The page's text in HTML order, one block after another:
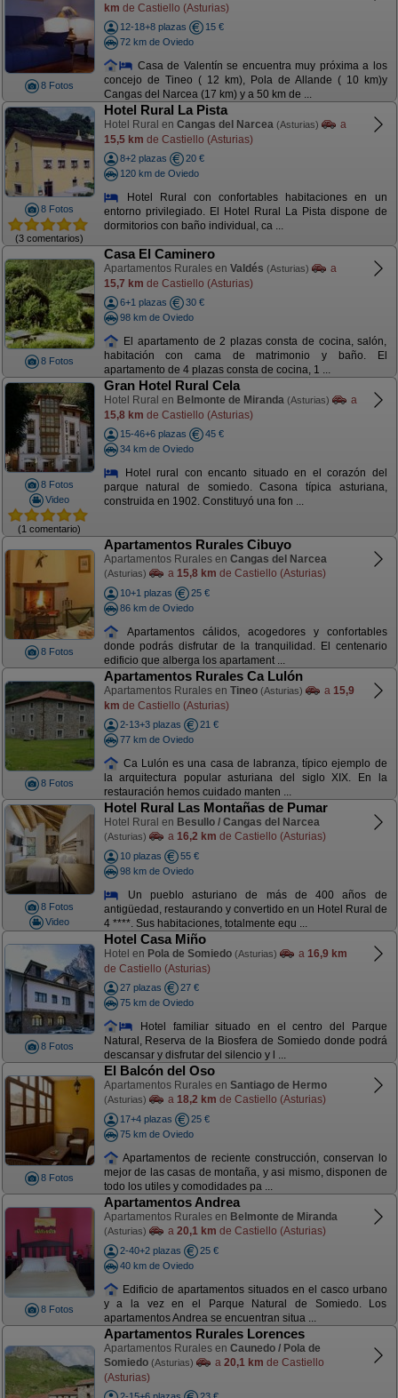
8 Fotos
km de Castiello (Asturias)
12-18+8 plazas
15 €
72 km de Oviedo
Casa de Valentín se encuentra muy próxima a los
concejo de Tineo ( 12 km), Pola de Allande ( 10 km)y
Cangas del Narcea (17 km) y a 50 km de ...
8 Fotos
(3 comentarios)
Hotel Rural La Pista
Hotel Rural en Cangas del Narcea (Asturias)
a
15,5 km de Castiello (Asturias)
8+2 plazas
20 €
120 km de Oviedo
Hotel Rural con confortables habitaciones en un
entorno privilegiado. El Hotel Rural La Pista dispone de
dormitorios con baño individual, ca ...
8 Fotos
Casa El Caminero
Apartamentos Rurales en Valdés (Asturias)
a
15,7 km de Castiello (Asturias)
6+1 plazas
30 €
98 km de Oviedo
El apartamento de 2 plazas consta de cocina, salón,
habitación con cama de matrimonio y baño. El
apartamento de 4 plazas consta de cocina, 1 ...
8 Fotos
Video
(1 comentario)
Gran Hotel Rural Cela
Hotel Rural en Belmonte de Miranda (Asturias)
a
15,8 km de Castiello (Asturias)
15-46+6 plazas
45 €
34 km de Oviedo
Hotel rural con encanto situado en el corazón del
parque natural de somiedo. Casona típica asturiana,
construida en 1902. Constituyó una fon ...
8 Fotos
Apartamentos Rurales Cibuyo
Apartamentos Rurales en Cangas del Narcea
(Asturias) a 15,8 km de Castiello (Asturias)
10+1 plazas
25 €
86 km de Oviedo
Apartamentos cálidos, acogedores y confortables
donde podrás disfrutar de la tranquilidad. El centenario
edificio que alberga los apartament ...
8 Fotos
Apartamentos Rurales Ca Lulón
Apartamentos Rurales en Tineo (Asturias) a 15,9
km de Castiello (Asturias)
2-13+3 plazas
21 €
77 km de Oviedo
Ca Lulón es una casa de labranza, típico ejemplo de
la arquitectura popular asturiana del siglo XIX. En la
restauración hemos cuidado manten ...
8 Fotos
Video
Hotel Rural Las Montañas de Pumar
Hotel Rural en Besullo / Cangas del Narcea
(Asturias) a 16,2 km de Castiello (Asturias)
10 plazas
55 €
98 km de Oviedo
Un pueblo asturiano de más de 400 años de
antigüedad, restaurando y convertido en un Hotel Rural de
4 ****. Sus habitaciones, totalmente equ ...
8 Fotos
Hotel Casa Miño
Hotel en Pola de Somiedo (Asturias) a 16,9 km
de Castiello (Asturias)
27 plazas
27 €
75 km de Oviedo
Hotel familiar situado en el centro del Parque
Natural, Reserva de la Biosfera de Somiedo donde podrá
descansar y disfrutar del silencio y l ...
8 Fotos
El Balcón del Oso
Apartamentos Rurales en Santiago de Hermo
(Asturias) a 18,2 km de Castiello (Asturias)
17+4 plazas
25 €
75 km de Oviedo
Apartamentos de reciente construcción, conservan lo
mejor de las casas de montaña, y asi mismo, disponen de
todo los utiles y comodidades pa ...
8 Fotos
Apartamentos Andrea
Apartamentos Rurales en Belmonte de Miranda
(Asturias) a 20,1 km de Castiello (Asturias)
2-40+2 plazas
25 €
40 km de Oviedo
Edificio de apartamentos situados en el casco urbano
y a la vez en el Parque Natural de Somiedo. Los
apartamentos Andrea se encuentran situa ...
Apartamentos Rurales Lorences
Apartamentos Rurales en Caunedo / Pola de
Somiedo (Asturias) a 20,1 km de Castiello
(Asturias)